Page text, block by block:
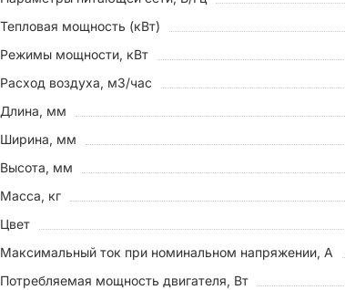
Тепловая мощность (кВт)
Режимы мощности, кВт
Расход воздуха, м3/час
Длина, мм
Ширина, мм
Высота, мм
Масса, кг
Цвет
Максимальный ток при номинальном напряжении, A
Потребляемая мощность двигателя, Вт